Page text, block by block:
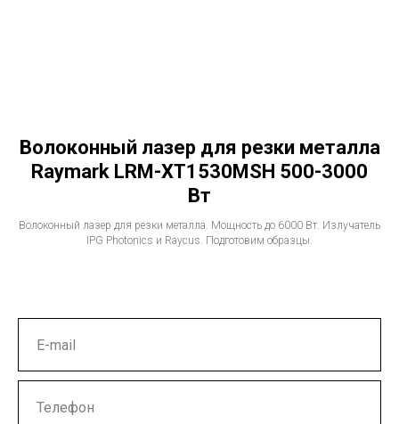
Волоконный лазер для резки металла
Raymark LRM-XT1530MSH 500-3000
Вт
Волоконный лазер для резки металла. Мощность до 6000 Вт. Излучатель
IPG Photonics и Raycus. Подготовим образцы.